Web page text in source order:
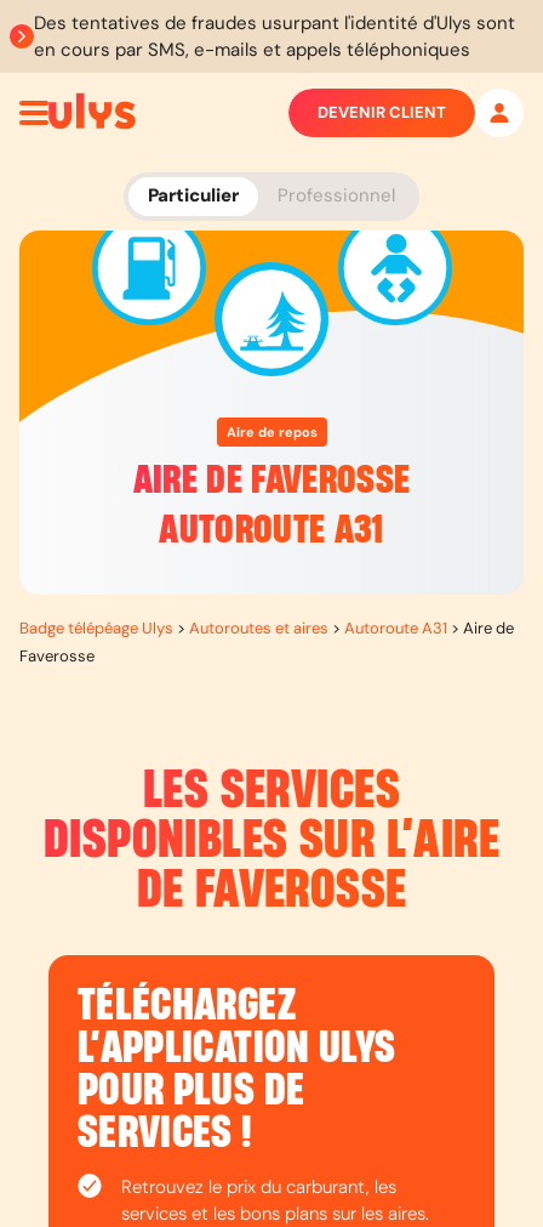
Des tentatives de fraudes usurpant l'identité d'Ulys sont
en cours par SMS, e-mails et appels téléphoniques
Particulier Professionnel
DEVENIR CLIENT
Aire de repos
AIRE DE FAVEROSSE
AUTOROUTE A31
Badge télépéage Ulys > Autoroutes et aires > Autoroute A31 > Aire de
Faverosse
LES SERVICES
DISPONIBLES SUR L’AIRE
DE FAVEROSSE
TÉLÉCHARGEZ
L’APPLICATION ULYS
POUR PLUS DE
SERVICES !
Retrouvez le prix du carburant, les
services et les bons plans sur les aires.